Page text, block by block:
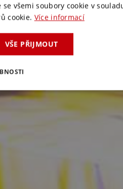
všemi soubory cookie v
cookie. Více informací
VŠE PŘIJMOUT